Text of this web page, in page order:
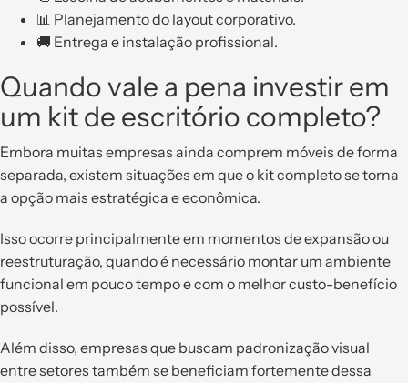
📊 Planejamento do layout corporativo.
🚚 Entrega e instalação profissional.
Quando vale a pena investir em
um kit de escritório completo?
Embora muitas empresas ainda comprem móveis de forma
separada, existem situações em que o kit completo se torna
a opção mais estratégica e econômica.
Isso ocorre principalmente em momentos de expansão ou
reestruturação, quando é necessário montar um ambiente
funcional em pouco tempo e com o melhor custo-benefício
possível.
Além disso, empresas que buscam padronização visual
entre setores também se beneficiam fortemente dessa